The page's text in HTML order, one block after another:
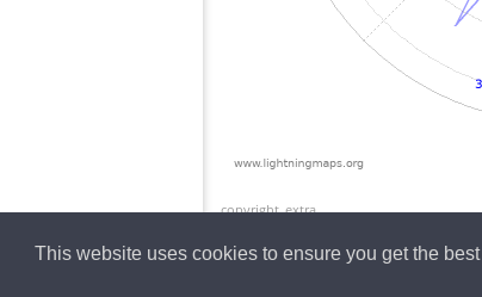
This website uses cookies to ensure you get the
copyright_extra